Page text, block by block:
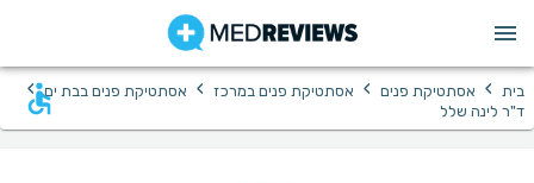
בית › אסתטיקת פנים › אסתטיקת פנים במרכז › אסתטיקת פנים בבת ים ›
ד"ר לינה שלל